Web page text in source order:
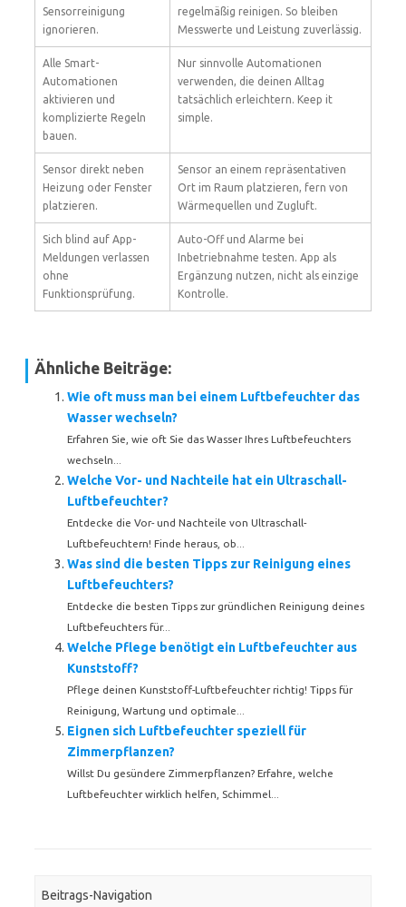
Sensorreinigung
ignorieren.
regelmäßig reinigen. So bleiben
Messwerte und Leistung zuverlässig.
Alle Smart-
Automationen
aktivieren und
komplizierte Regeln
bauen.
Nur sinnvolle Automationen
verwenden, die deinen Alltag
tatsächlich erleichtern. Keep it
simple.
Sensor direkt neben
Heizung oder Fenster
platzieren.
Sensor an einem repräsentativen
Ort im Raum platzieren, fern von
Wärmequellen und Zugluft.
Sich blind auf App-
Meldungen verlassen
ohne
Funktionsprüfung.
Auto-Off und Alarme bei
Inbetriebnahme testen. App als
Ergänzung nutzen, nicht als einzige
Kontrolle.
Ähnliche Beiträge:
Wie oft muss man bei einem Luftbefeuchter das
Wasser wechseln?
Erfahren Sie, wie oft Sie das Wasser Ihres Luftbefeuchters
wechseln...
Welche Vor- und Nachteile hat ein Ultraschall-
Luftbefeuchter?
Entdecke die Vor- und Nachteile von Ultraschall-
Luftbefeuchtern! Finde heraus, ob...
Was sind die besten Tipps zur Reinigung eines
Luftbefeuchters?
Entdecke die besten Tipps zur gründlichen Reinigung deines
Luftbefeuchters für...
Welche Pflege benötigt ein Luftbefeuchter aus
Kunststoff?
Pflege deinen Kunststoff-Luftbefeuchter richtig! Tipps für
Reinigung, Wartung und optimale...
Eignen sich Luftbefeuchter speziell für
Zimmerpflanzen?
Willst Du gesündere Zimmerpflanzen? Erfahre, welche
Luftbefeuchter wirklich helfen, Schimmel...
Beitrags-Navigation